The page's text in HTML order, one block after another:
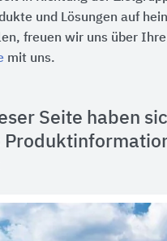
und Lösungen auf
freuen wir uns über Ihre
mit uns.
Seite haben